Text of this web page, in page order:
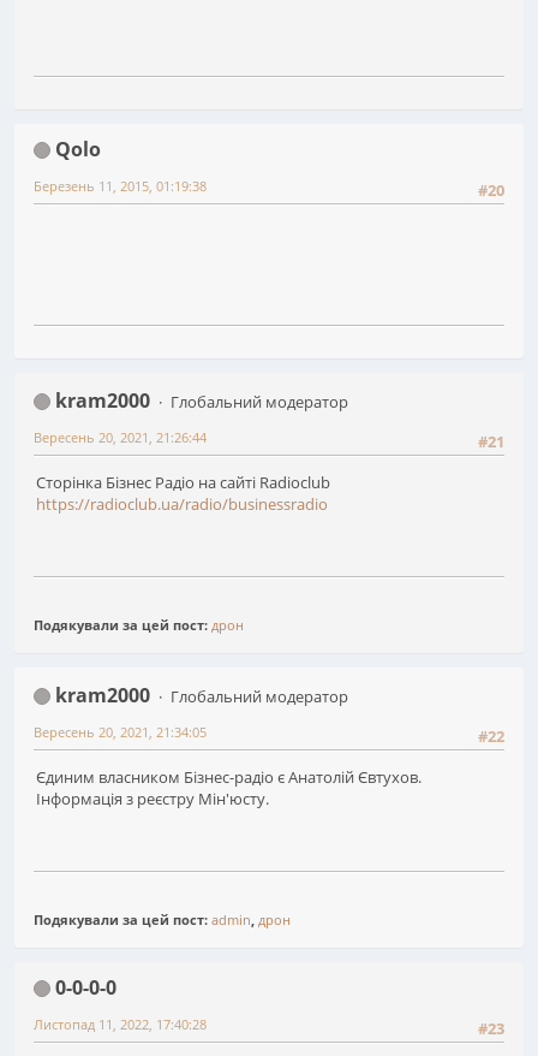
Qolo
#20
Березень 11, 2015, 01:19:38
kram2000
Глобальний модератор
#21
Вересень 20, 2021, 21:26:44
Сторінка Бізнес Радіо на сайті Radioclub
https://radioclub.ua/radio/businessradio
Подякували за цей пост: дрон
kram2000
Глобальний модератор
#22
Вересень 20, 2021, 21:34:05
Єдиним власником Бізнес-радіо є Анатолій Євтухов.
Інформація з реєстру Мін'юсту.
Подякували за цей пост: admin дрон
0-0-0-0
#23
Листопад 11, 2022, 17:40:28